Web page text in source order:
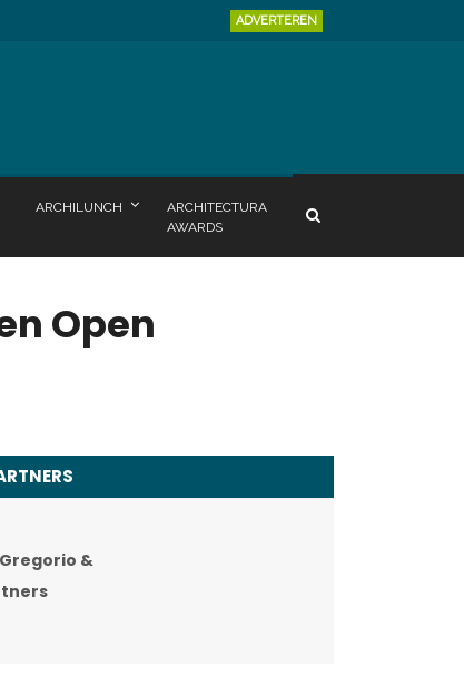
ADVERTEREN
ARCHILUNCH
ARCHITECTURA
AWARDS
Open
&